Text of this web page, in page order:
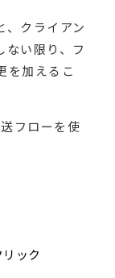
、クライアン
ない限り、フ
を加えるこ
フローを使
ック